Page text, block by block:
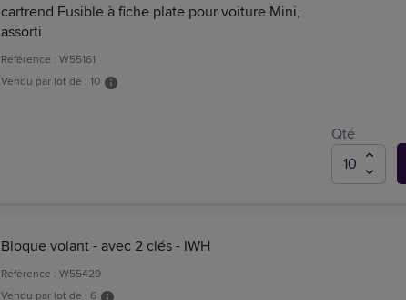
cartrend Fusible à fiche plate pour voiture Mini,
assorti
Référence : W55161
Vendu par lot de : 10
Qté
Bloque volant - avec 2 clés - IWH
Référence : W55429
Vendu par lot de : 6